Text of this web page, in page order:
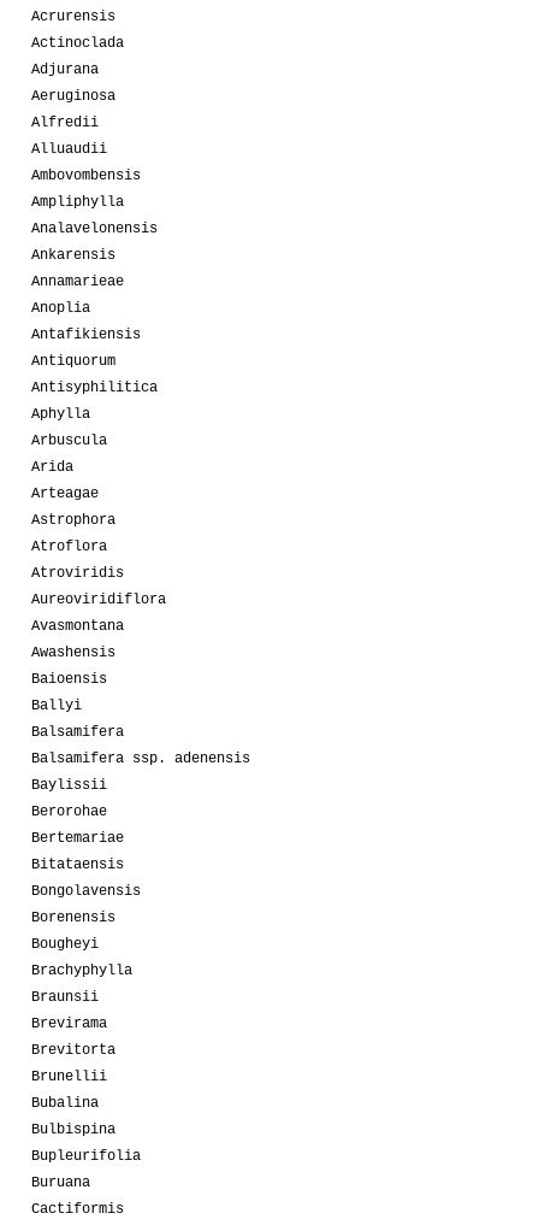
Acrurensis
Actinoclada
Adjurana
Aeruginosa
Alfredii
Alluaudii
Ambovombensis
Ampliphylla
Analavelonensis
Ankarensis
Annamarieae
Anoplia
Antafikiensis
Antiquorum
Antisyphilitica
Aphylla
Arbuscula
Arida
Arteagae
Astrophora
Atroflora
Atroviridis
Aureoviridiflora
Avasmontana
Awashensis
Baioensis
Ballyi
Balsamifera
Balsamifera ssp. adenensis
Baylissii
Berorohae
Bertemariae
Bitataensis
Bongolavensis
Borenensis
Bougheyi
Brachyphylla
Braunsii
Brevirama
Brevitorta
Brunellii
Bubalina
Bulbispina
Bupleurifolia
Buruana
Cactiformis